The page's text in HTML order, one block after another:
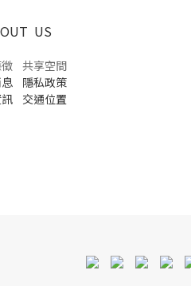
US
共享空間
隱私政策
交通位置